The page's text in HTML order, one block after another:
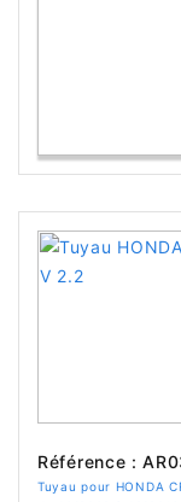
Référence :
Tuyau pour HONDA